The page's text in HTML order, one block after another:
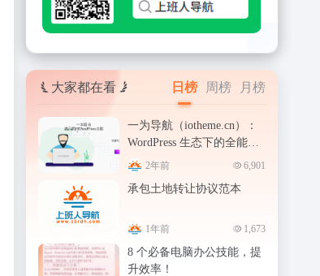
大家都在看 日榜 周榜 月榜
一为导航（iotheme.cn）：
WordPress 生态下的全能导
航站 OneNav
2年前 6,901
承包土地转让协议范本
1年前 1,673
8 个必备电脑办公技能，提
升效率！